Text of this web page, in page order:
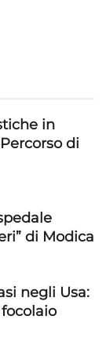
in
di
di Modica
negli Usa: